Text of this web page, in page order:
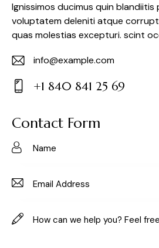
Ignissimos ducimus quin blandiitis
voluptatem deleniti atque
quas molestias excepturi. scint
E-
m
info@example.com
on
e:
+1 840 841 25 69
Contact Form